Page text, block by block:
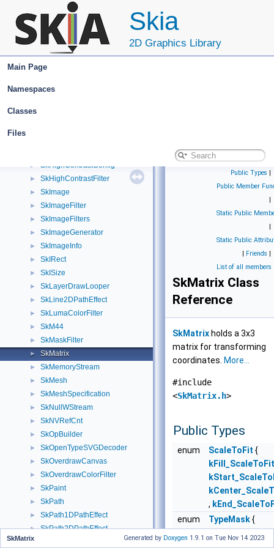
Skia
2D Graphics Library
Main Page
Namespaces
Classes
Files
SkFILEStream
► SkFILEWStream
► SkFlattenable
► SkFont
► SkFontArguments
► SkFontMetrics
►
► SkHighContrastConfig
► SkHighContrastFilter
► SkImage
► SkImageFilter
► SkImageFilters
► SkImageGenerator
► SkImageInfo
► SkIRect
► SkISize
► SkLayerDrawLooper
► SkLine2DPathEffect
► SkLumaColorFilter
► SkM44
► SkMaskFilter
► SkMatrix
► SkMemoryStream
► SkMesh
► SkMeshSpecification
► SkNullWStream
► SkNVRefCnt
► SkOpBuilder
► SkOpenTypeSVGDecoder
► SkOverdrawCanvas
► SkOverdrawColorFilter
► SkPaint
► SkPath
► SkPath1DPathEffect
► SkPath2DPathEffect
►
Public Types |
Public Member
|
Static Public
|
Static Public
| Friends |
List of all members
SkMatrix Class
Reference
SkMatrix holds a 3x3
matrix for transforming
coordinates. More...
#include
<SkMatrix.h>
Public Types
enum ScaleToFit {
kFill_ScaleToFit
,
enum
TypeMask{
SkMatrix Generated by Doxygen 1.9.1 on Tue Nov 14 2023